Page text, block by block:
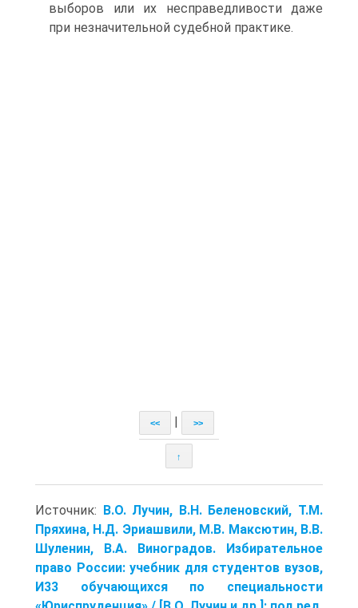
выборов или их несправедливости даже
при незначительной судебной практике.
<< >>
↑
Источник: В.О. Лучин, В.Н. Беленовский, Т.М.
Пряхина, Н.Д. Эриашвили, М.В. Максютин, В.В.
Шуленин, В.А. Виноградов. Избирательное
право России: учебник для студентов вузов,
И33 обучающихся по специальности